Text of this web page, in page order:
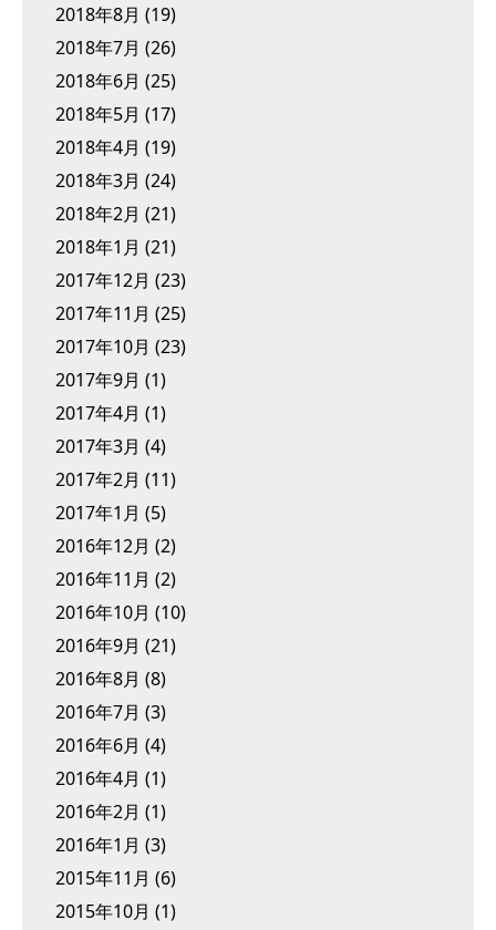
2018年8月 (19)
2018年7月 (26)
2018年6月 (25)
2018年5月 (17)
2018年4月 (19)
2018年3月 (24)
2018年2月 (21)
2018年1月 (21)
2017年12月 (23)
2017年11月 (25)
2017年10月 (23)
2017年9月 (1)
2017年4月 (1)
2017年3月 (4)
2017年2月 (11)
2017年1月 (5)
2016年12月 (2)
2016年11月 (2)
2016年10月 (10)
2016年9月 (21)
2016年8月 (8)
2016年7月 (3)
2016年6月 (4)
2016年4月 (1)
2016年2月 (1)
2016年1月 (3)
2015年11月 (6)
2015年10月 (1)